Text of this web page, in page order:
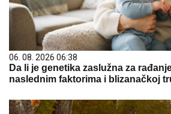
06. 08. 2026 06:38
Da li je genetika zaslužna za
naslednim faktorima i blizanačkoj